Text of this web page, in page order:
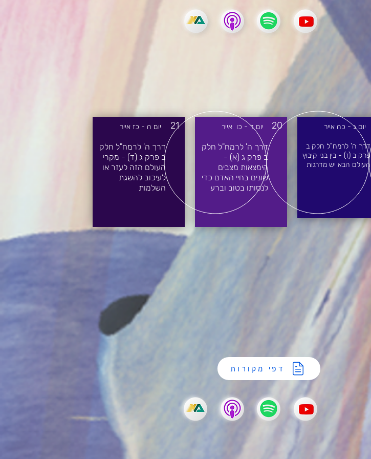
דרך ה' לרמח"ל חלק ב
פרק ב (ז) - בין בני קיבוץ
העולם הבא יש מדרגות
יום ג - כה אייר
דרך ה' לרמח"ל חלק
ב פרק ג (א) -
הימצאות מצבים
שונים בחיי האדם כדי
לנסותו בטוב וברע
יום ד - כו אייר 20
דרך ה' לרמח"ל חלק
ב פרק ג (ד) - מקרי
העולם הזה לעזר או
לעיכוב להשגת
השלמות
יום ה - כז אייר 21
דפי מקורות